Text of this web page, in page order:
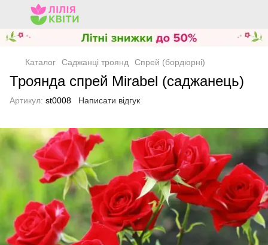
Каталог Саджанці троянд Спрей (бордюрні)
Троянда спрей Mirabel (саджанець)
Артикул: st0008 Написати відгук